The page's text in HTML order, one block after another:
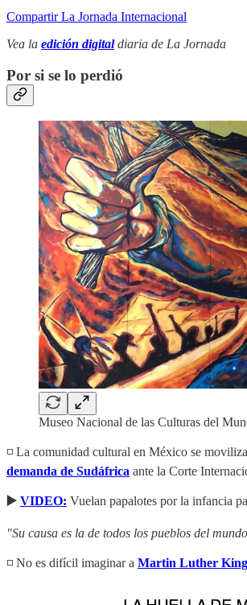
Compartir La Jornada Internacional
Vea la edición digital diaria de La Jornada
Por si se lo perdió
Museo Nacional de las Culturas del
◽️ La comunidad cultural en México se
demanda de Sudáfrica ante la Corte
▶️ VIDEO: Vuelan papalotes por la infancia
"Su causa es la de todos los pueblos del
◽️ No es difícil imaginar a Martin Luther